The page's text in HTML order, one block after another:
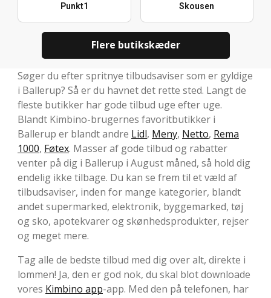
Punkt1 Skousen
Flere butikskæder
Søger du efter spritnye tilbudsaviser som er gyldige
i Ballerup? Så er du havnet det rette sted. Langt de
fleste butikker har gode tilbud uge efter uge.
Blandt Kimbino-brugernes favoritbutikker i
Ballerup er blandt andre Lidl, Meny, Netto, Rema
1000, Føtex. Masser af gode tilbud og rabatter
venter på dig i Ballerup i August måned, så hold dig
endelig ikke tilbage. Du kan se frem til et væld af
tilbudsaviser, inden for mange kategorier, blandt
andet supermarked, elektronik, byggemarked, tøj
og sko, apotekvarer og skønhedsprodukter, rejser
og meget mere.
Tag alle de bedste tilbud med dig over alt, direkte i
lommen! Ja, den er god nok, du skal blot downloade
vores Kimbino app-app. Med den på telefonen, har